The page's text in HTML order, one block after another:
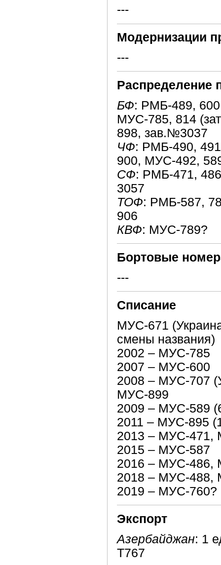
---
Модернизации
---
Распределение
БФ: РМБ-489,
МУС-785, 814
898, зав.№3037
ЧФ: РМБ-490,
900, МУС-492,
СФ: РМБ-471,
3057
ТОФ: РМБ-587,
906
КВФ: МУС-789?
Бортовые
---
Списание
МУС-671
смены названия)
2002 – МУС-785
2007 – МУС-600
2008 – МУС-707
МУС-899
2009 – МУС-589
2011 – МУС-895
2013 – МУС-471,
2015 – МУС-587
2016 – МУС-486,
2018 – МУС-488,
2019 – МУС-760?
Экспорт
Азербайджан: 1
T767